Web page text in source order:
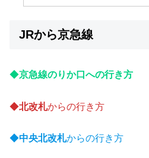
JRから京急線
◆京急線のりか口への行き方
◆北改札からの行き方
◆中央北改札からの行き方